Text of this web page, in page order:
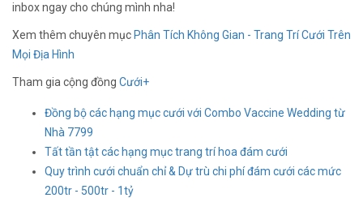
inbox ngay cho chúng mình nha!
Xem thêm chuyên mục Phân Tích Không Gian - Trang Trí Cưới Trên
Mọi Địa Hình
Tham gia cộng đồng Cưới+
Đồng bộ các hạng mục cưới với Combo Vaccine Wedding từ
Nhà 7799
Tất tần tật các hạng mục trang trí hoa đám cưới
Quy trình cưới chuẩn chỉ & Dự trù chi phí đám cưới các mức
200tr - 500tr - 1tỷ